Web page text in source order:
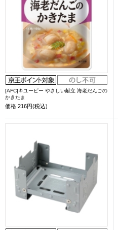
[AFC]キユーピー やさしい献立 海老だんごの
かきたま
価格 216円(税込)